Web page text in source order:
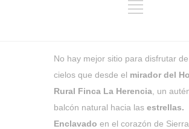
No hay mejor sitio para disfrutar
cielos que desde el mirador del
Rural Finca La Herencia , un
balcón natural hacia las estrellas.
Enclavado en el corazón de Sierra